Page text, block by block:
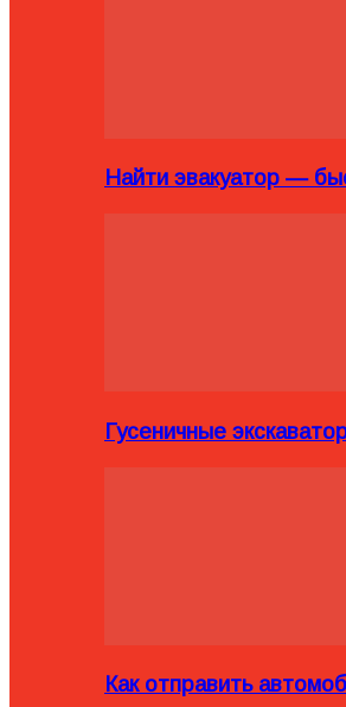
Найти эвакуатор —
Гусеничные
Как отправить